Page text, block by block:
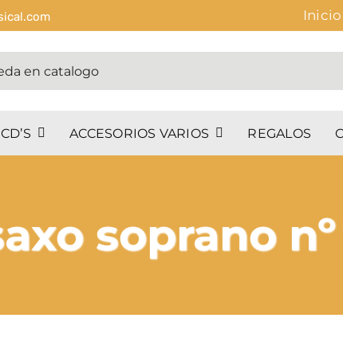
Inicio
ACCESORIOS VARIOS REGALOS
soprano